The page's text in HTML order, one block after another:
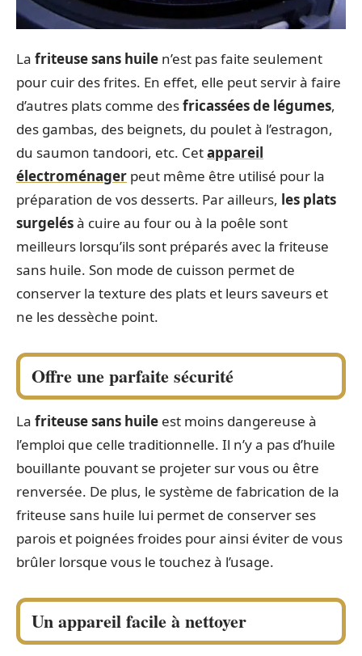
La friteusesans huile n’est pas faite seulement
pour cuir des frites. En effet, elle peut servir à faire
d’autres plats comme desfricasséesde légumes,
des gambas, des beignets, du poulet à l’estragon,
du saumon tandoori, etc. Cetappareil
électroménager peut même être utilisé pour la
préparation de vos desserts. Par ailleurs, les plats
surgelésà cuire au four ou à la poêle sont
meilleurs lorsqu’ils sont préparés avec la friteuse
sans huile. Son mode de cuisson permet de
conserver la texture des plats et leurs saveurs et
ne les dessèche point.
Offre une parfaite sécurité
La friteuse sans huile est moins dangereuse à
l’emploi que celle traditionnelle. Il n’y a pas d’huile
bouillante pouvant se projeter sur vous ou être
renversée. De plus, le système de fabrication de la
friteuse sans huile lui permet de conserver ses
parois et poignées froides pour ainsi éviter de vous
brûler lorsque vous le touchez à l’usage.
Un appareil facile à nettoyer